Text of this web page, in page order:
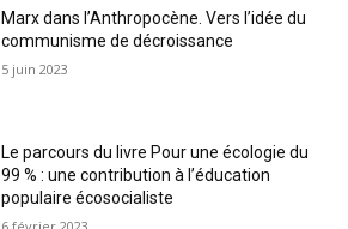
Marx dans l’Anthropocène. Vers l’idée du
communisme de décroissance
5 juin 2023
Le parcours du livre Pour une écologie du
99 % : une contribution à l’éducation
populaire écosocialiste